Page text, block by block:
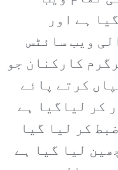
ہے اور
ویب سائٹس
کارکنان جو
کرتے پائے
کر لیاگیا ہے
کر لیا گیا
لیا گیا ہے